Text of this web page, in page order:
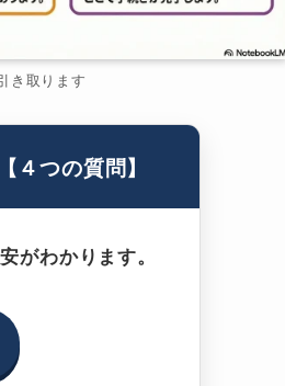
き取ります
４つの質問】
がわかります。